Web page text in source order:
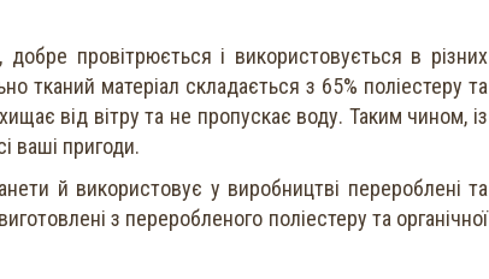
провітрюється і використовується в різних
тканий матеріал складається з 65% поліестеру та
від вітру та не пропускає воду. Таким чином, із
ваші пригоди.
й використовує у виробництві перероблені та
з переробленого поліестеру та органічної